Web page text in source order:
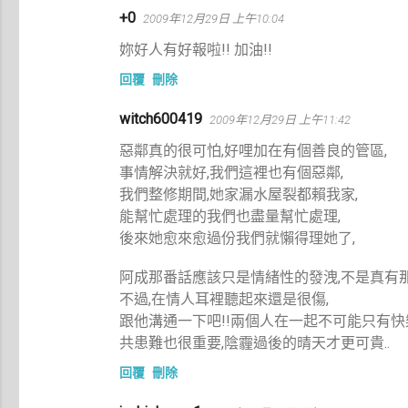
+0 2009年12月29日 上午10:04
妳好人有好報啦!! 加油!!
回覆 刪除
witch600419 2009年12月29日 上午11:42
惡鄰真的很可怕,好哩加在有個善良的管區,
事情解決就好,我們這裡也有個惡鄰,
我們整修期間,她家漏水屋裂都賴我家,
能幫忙處理的我們也盡量幫忙處理,
後來她愈來愈過份我們就懶得理她了,
阿成那番話應該只是情緒性的發洩,不是真有
不過,在情人耳裡聽起來還是很傷,
跟他溝通一下吧!!兩個人在一起不可能只有快
共患難也很重要,陰霾過後的晴天才更可貴..
回覆 刪除